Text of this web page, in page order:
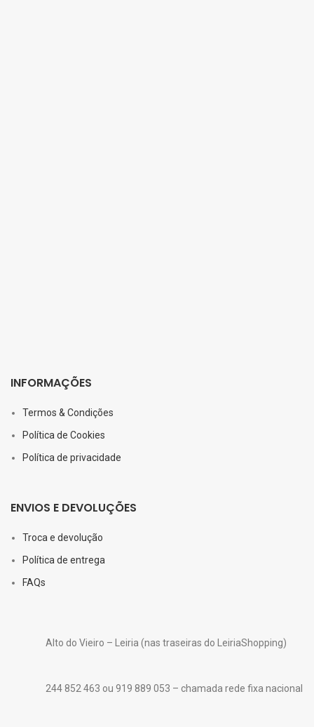
INFORMAÇÕES
Termos & Condições
Política de Cookies
Política de privacidade
ENVIOS E DEVOLUÇÕES
Troca e devolução
Política de entrega
FAQs
Alto do Vieiro – Leiria (nas traseiras do LeiriaShopping)
244 852 463 ou 919 889 053 – chamada rede fixa nacional